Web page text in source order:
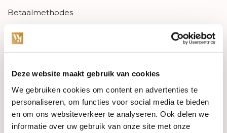
Deze website maakt gebruik van cookies
We gebruiken cookies om content en advertenties te
personaliseren, om functies voor social media te bieden
en om ons websiteverkeer te analyseren. Ook delen we
informatie over uw gebruik van onze site met onze
Betaalmethodes
Sitemap
Categories
Watches
Jewellery